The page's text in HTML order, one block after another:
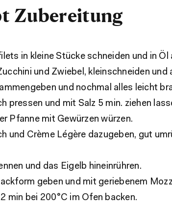
Zubereitung
in kleine Stücke schneiden und in Öl
und Zwiebel, kleinschneiden und
und nochmal alles leicht
pressen und mit Salz 5 min. ziehen
Pfanne mit Gewürzen würzen.
und Crème Légère dazugeben, gut
und das Eigelb hineinrühren.
geben und mit geriebenem
min bei 200°C im Ofen backen.